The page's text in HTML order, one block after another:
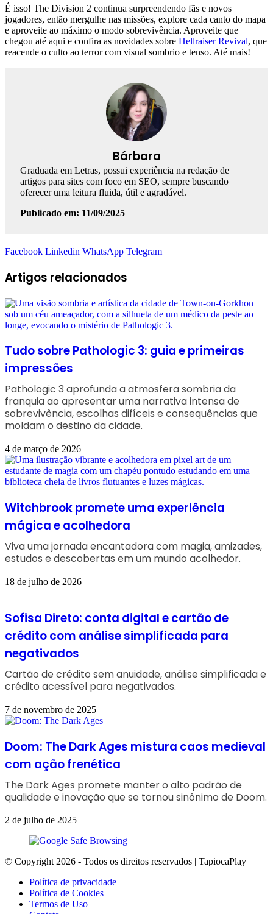
É isso! The Division 2 continua surpreendendo fãs e novos
jogadores, então mergulhe nas missões, explore cada canto do mapa
e aproveite ao máximo o modo sobrevivência. Aproveite que
chegou até aqui e confira as novidades sobre Hellraiser Revival, que
reacende o culto ao terror com visual sombrio e tenso. Até mais!
Bárbara
Graduada em Letras, possui experiência na redação de
artigos para sites com foco em SEO, sempre buscando
oferecer uma leitura fluida, útil e agradável.
Publicado em: 11/09/2025
Facebook Linkedin WhatsApp Telegram
Artigos relacionados
Tudo sobre Pathologic 3: guia e primeiras
impressões
Pathologic 3 aprofunda a atmosfera sombria da
franquia ao apresentar uma narrativa intensa de
sobrevivência, escolhas difíceis e consequências que
moldam o destino da cidade.
4 de março de 2026
Witchbrook promete uma experiência
mágica e acolhedora
Viva uma jornada encantadora com magia, amizades,
estudos e descobertas em um mundo acolhedor.
18 de julho de 2026
Sofisa Direto: conta digital e cartão de
crédito com análise simplificada para
negativados
Cartão de crédito sem anuidade, análise simplificada e
crédito acessível para negativados.
7 de novembro de 2025
Doom: The Dark Ages mistura caos medieval
com ação frenética
The Dark Ages promete manter o alto padrão de
qualidade e inovação que se tornou sinônimo de Doom.
2 de julho de 2025
© Copyright 2026 - Todos os direitos reservados | TapiocaPlay
Política de privacidade
Política de Cookies
Termos de Uso